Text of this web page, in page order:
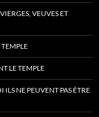
VEUVES ET
LE TEMPLE
NE PEUVENT PAS ÊTRE